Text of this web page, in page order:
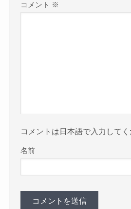
コメント ※
コメントは日本語で入力してく
名前